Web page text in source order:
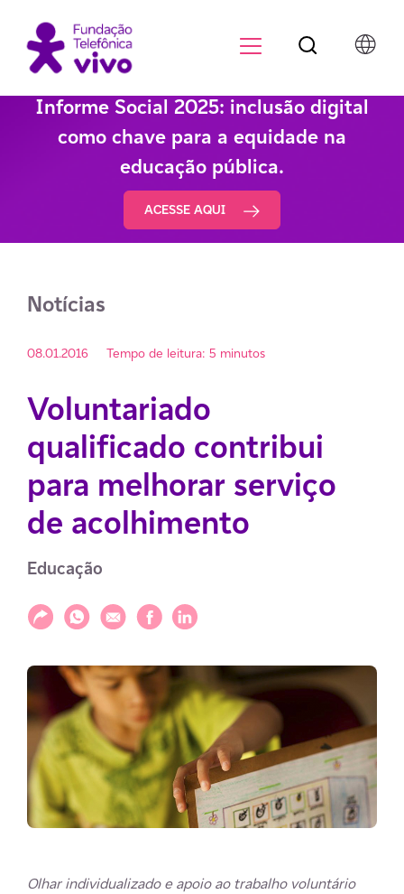
Informe Social 2025: inclusão digital
como chave para a equidade na
educação pública.
ACESSE AQUI
Notícias
08.01.2016 Tempo de leitura: 5 minutos
Voluntariado
qualificado contribui
para melhorar serviço
de acolhimento
Educação
Compartilhar
Compartilhar via WhatsApp
Compartilhar via E-mail
Compartilhar via Facebook
Compartilhar via LinkedIn
Olhar individualizado e apoio ao trabalho voluntário
Botão de